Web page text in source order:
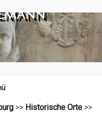
>> Historische Orte >>